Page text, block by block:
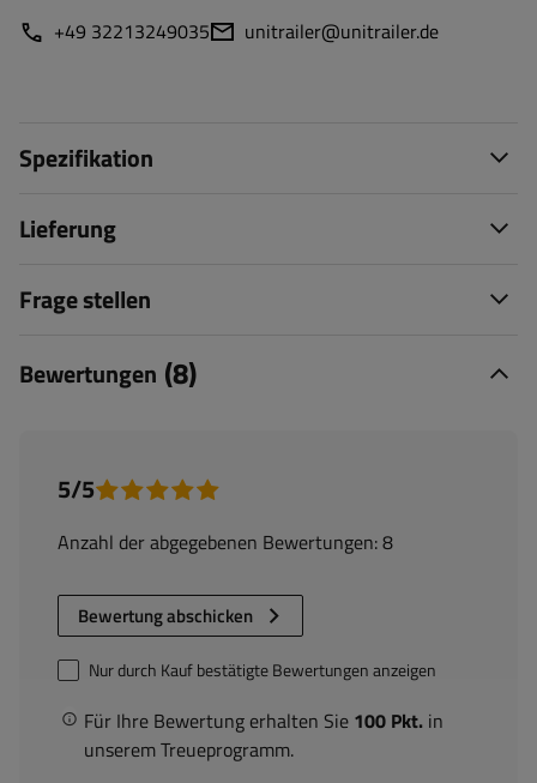
+49 32213249035 unitrailer@unitrailer.de
Spezifikation
Lieferung
Frage stellen
Bewertungen (8)
5/5
Anzahl der abgegebenen Bewertungen: 8
Bewertung abschicken
Für Ihre Bewertung erhalten Sie 100 Pkt. in
unserem Treueprogramm.
Nur durch Kauf bestätigte Bewertungen anzeigen